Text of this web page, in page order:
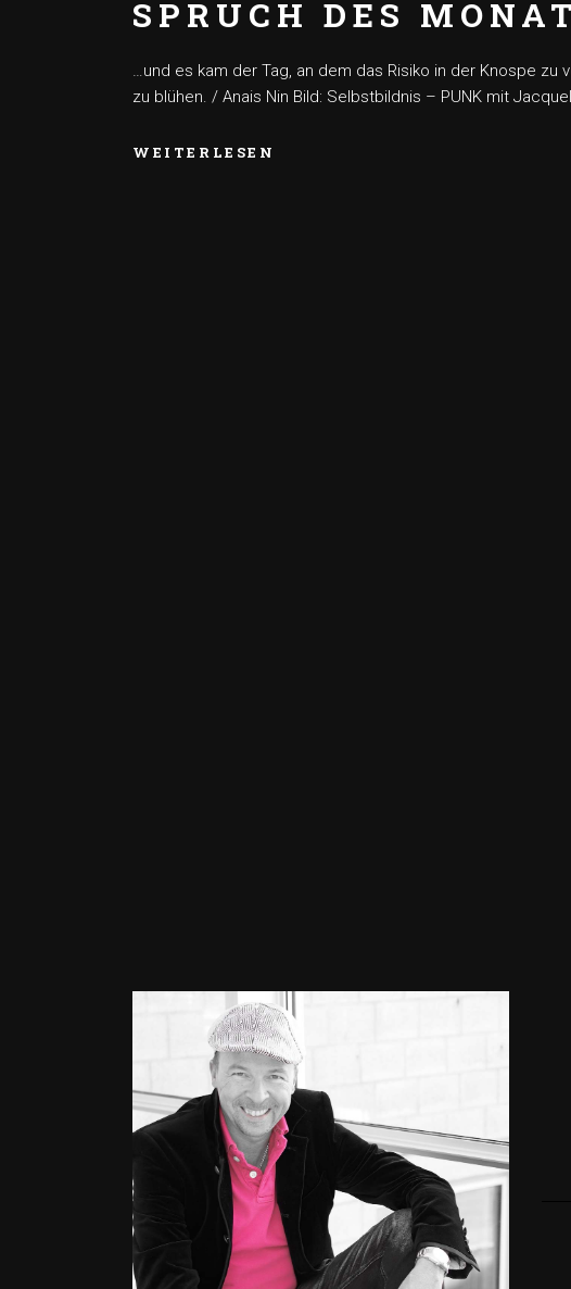
SPRUCH DES
…und es kam der Tag, an dem das Risiko in der Knospe zu
zu blühen. / Anais Nin Bild: Selbstbildnis – PUNK mit
WEITERLESEN